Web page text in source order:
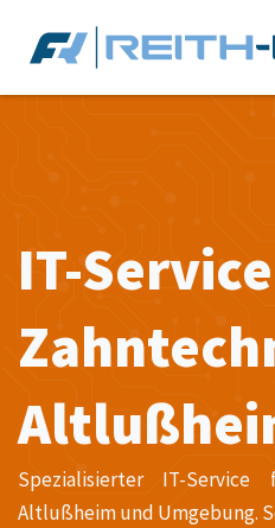
IT-Service
Spezialisierter IT-
Altlußheim und Umgebung.